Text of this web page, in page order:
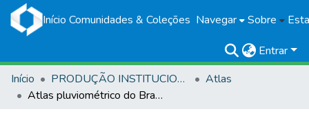
Início Comunidades & Coleções Navegar Sobre
Entrar
Início
PRODUÇÃO INSTITUCIONAL
Atlas
Atlas pluviométrico do Brasil; equações intensidade-duração-frequência: estação pluviográfica Itamaraju; código 01739005 (ANA); estação pluviométrica Helvécia (EFBM); código 01739006 (ANA); município Nova Viçosa, BA